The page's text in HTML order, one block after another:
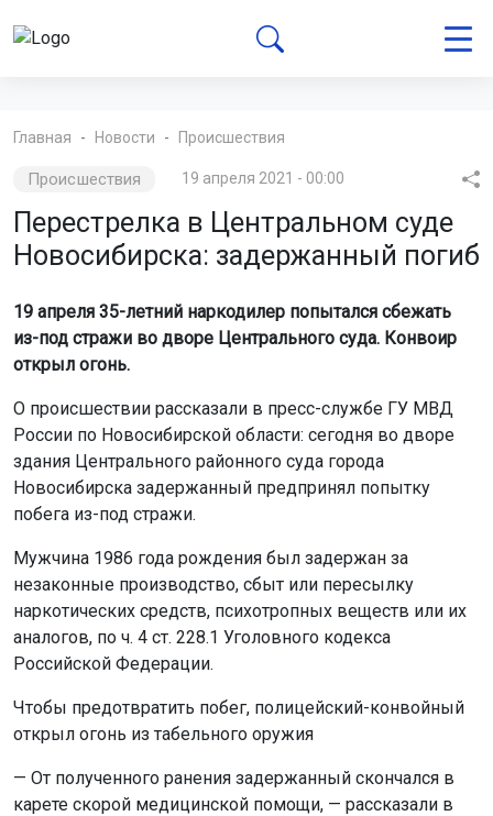
Главная Новости Происшествия
Происшествия 19 апреля 2021 - 00:00
Перестрелка в Центральном суде
Новосибирска: задержанный погиб
19 апреля 35-летний наркодилер попытался сбежать
из-под стражи во дворе Центрального суда. Конвоир
открыл огонь.
О происшествии рассказали в пресс-службе ГУ МВД
России по Новосибирской области: сегодня во дворе
здания Центрального районного суда города
Новосибирска задержанный предпринял попытку
побега из-под стражи.
Мужчина 1986 года рождения был задержан за
незаконные производство, сбыт или пересылку
наркотических средств, психотропных веществ или их
аналогов, по ч. 4 ст. 228.1 Уголовного кодекса
Российской Федерации.
Чтобы предотвратить побег, полицейский-конвойный
открыл огонь из табельного оружия
— От полученного ранения задержанный скончался в
карете скорой медицинской помощи, — рассказали в